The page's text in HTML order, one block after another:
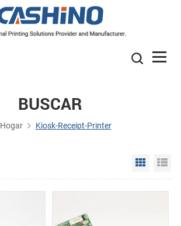
BUSCAR
Hogar Kiosk-Receipt-Printer
Grid